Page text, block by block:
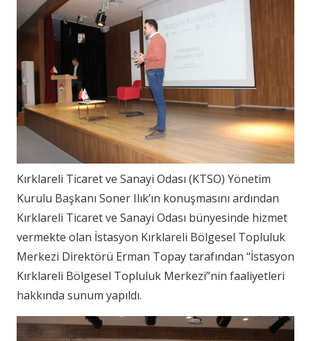
Kırklareli Ticaret ve Sanayi Odası (KTSO) Yönetim
Kurulu Başkanı Soner Ilık’ın konuşmasını ardından
Kırklareli Ticaret ve Sanayi Odası bünyesinde hizmet
vermekte olan İstasyon Kırklareli Bölgesel Topluluk
Merkezi Direktörü Erman Topay tarafından “İstasyon
Kırklareli Bölgesel Topluluk Merkezi”nin faaliyetleri
hakkında sunum yapıldı.